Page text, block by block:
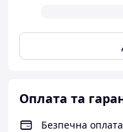
Оплата та
Безпечна